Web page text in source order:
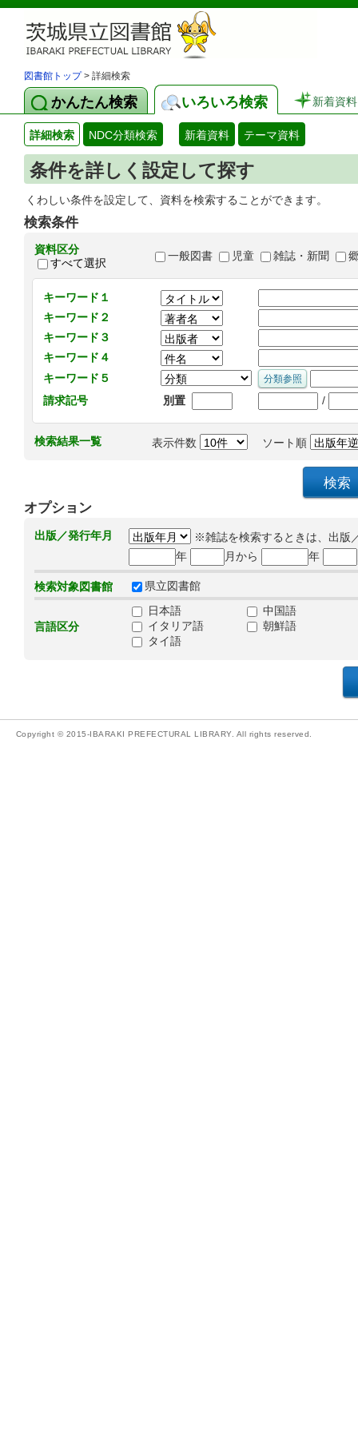
図書館トップ> 詳細検索
かんたん検索 いろいろ検索 新着資料
詳細検索 NDC分類検索 新着資料 テーマ資料
条件を詳しく設定して探す
くわしい条件を設定して、資料を検索することができます。
検索条件
資料区分
すべて選択
一般図書 児童 雑誌・新聞
キーワード１
キーワード２
キーワード３
キーワード４
キーワード５
請求記号
別置 /
検索結果一覧 表示件数 ソート順
オプション
出版／発行年月
※雑誌を検索するときは、出版
年
月から 年
検索対象図書館 県立図書館
言語区分
日本語
中国語
イタリア語
朝鮮語
タイ語
Copyright © 2015-IBARAKI PREFECTURAL LIBRARY. All rights reserved.